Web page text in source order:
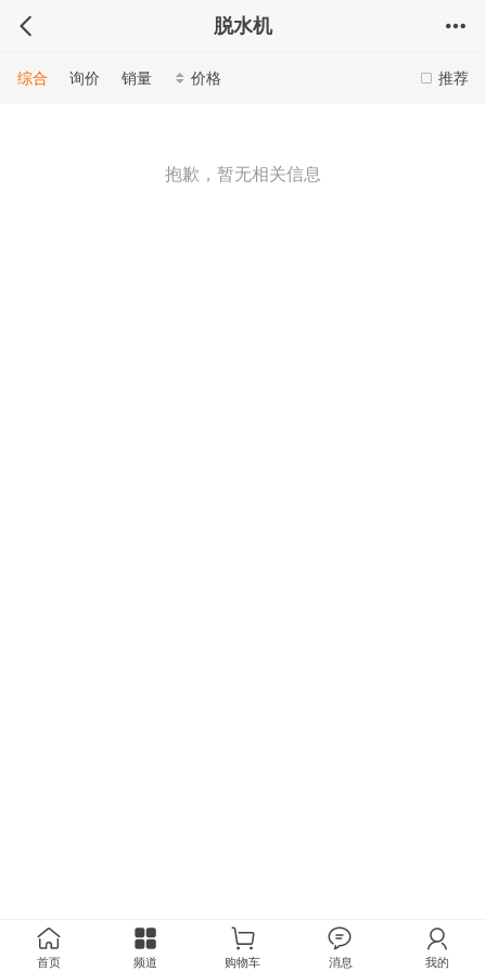
脱水机
推荐
综合 询价 销量 价格
抱歉，暂无相关信息
首页 频道 购物车 消息 我的